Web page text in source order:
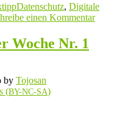
Schlagwörter
Datenschutz, Digitale
einen Kommentarzu
Woche Nr. 1
by Tojosan
(BY-NC-SA)